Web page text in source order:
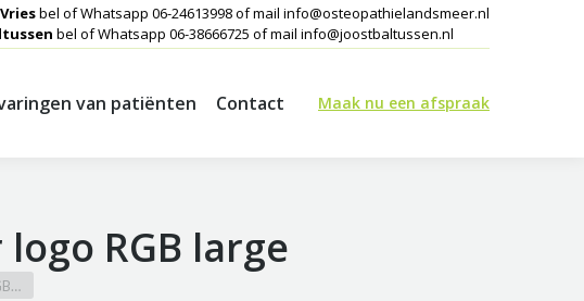
bel of Whatsapp 06-24613998 of mail info@osteopathielandsmeer.nl
bel of Whatsapp 06-38666725 of mail info@joostbaltussen.nl
van patiënten Contact Maak nu een afspraak
RGB large
van patiënten Contact Maak nu een afspraak